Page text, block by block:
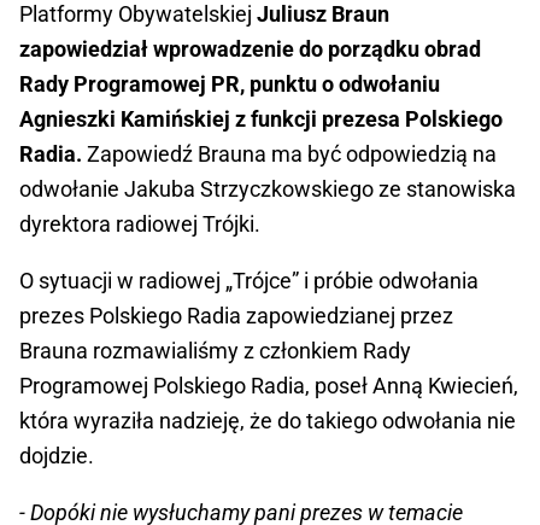
Platformy Obywatelskiej Juliusz Braun
zapowiedział wprowadzenie do porządku obrad
Rady Programowej PR, punktu o odwołaniu
Agnieszki Kamińskiej z funkcji prezesa Polskiego
Radia. Zapowiedź Brauna ma być odpowiedzią na
odwołanie Jakuba Strzyczkowskiego ze stanowiska
dyrektora radiowej Trójki.
O sytuacji w radiowej „Trójce” i próbie odwołania
prezes Polskiego Radia zapowiedzianej przez
Brauna rozmawialiśmy z członkiem Rady
Programowej Polskiego Radia, poseł Anną Kwiecień,
która wyraziła nadzieję, że do takiego odwołania nie
dojdzie.
- Dopóki nie wysłuchamy pani prezes w temacie